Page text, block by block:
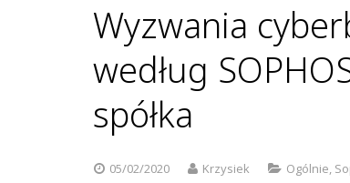
Wyzwania
według
spółka
05/02/2020 Krzysiek Ogólnie,